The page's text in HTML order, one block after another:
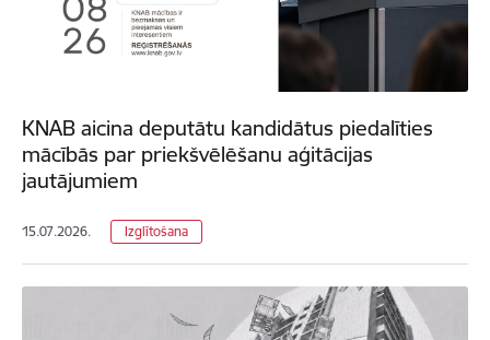
KNAB aicina deputātu kandidātus piedalīties
mācībās par priekšvēlēšanu aģitācijas
jautājumiem
15.07.2026. Izglītošana